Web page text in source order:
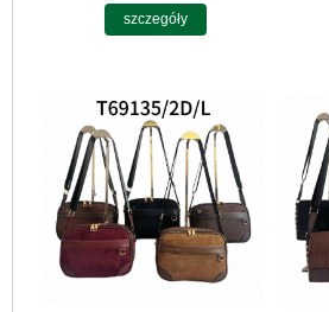
szczegóły